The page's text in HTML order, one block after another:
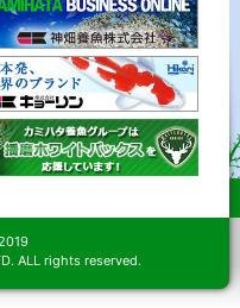
ALL rights reserved.